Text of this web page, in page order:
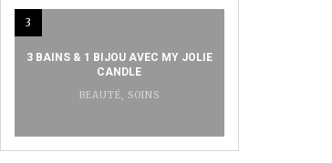
3
3 BAINS & 1 BIJOU AVEC MY JOLIE
CANDLE
BEAUTÉ, SOINS